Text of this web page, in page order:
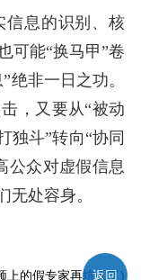
信息的识别、核
可能“换马甲”卷
绝非一日之功。
，又要从“被动
独斗”转向“协同
公众对虚假信息
无处容身。
上的假专家再坑人了)
返回